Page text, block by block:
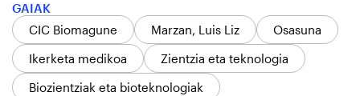
GAIAK
CIC Biomagune
Marzan, Luis Liz
Osasuna
Ikerketa medikoa
Zientzia eta teknologia
Biozientziak eta bioteknologiak